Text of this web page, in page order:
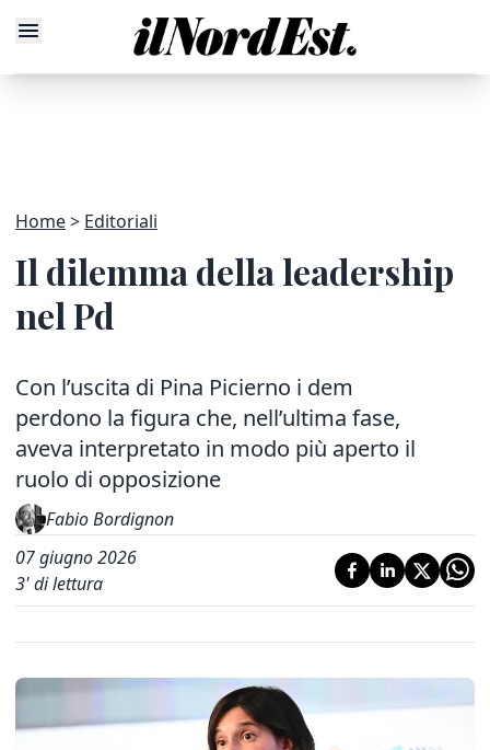
Home Editoriali
Il dilemma della leadership
nel Pd
Con l’uscita di Pina Picierno i dem
perdono la figura che, nell’ultima fase,
aveva interpretato in modo più aperto il
ruolo di opposizione
Fabio Bordignon
07 giugno 2026
3' di lettura